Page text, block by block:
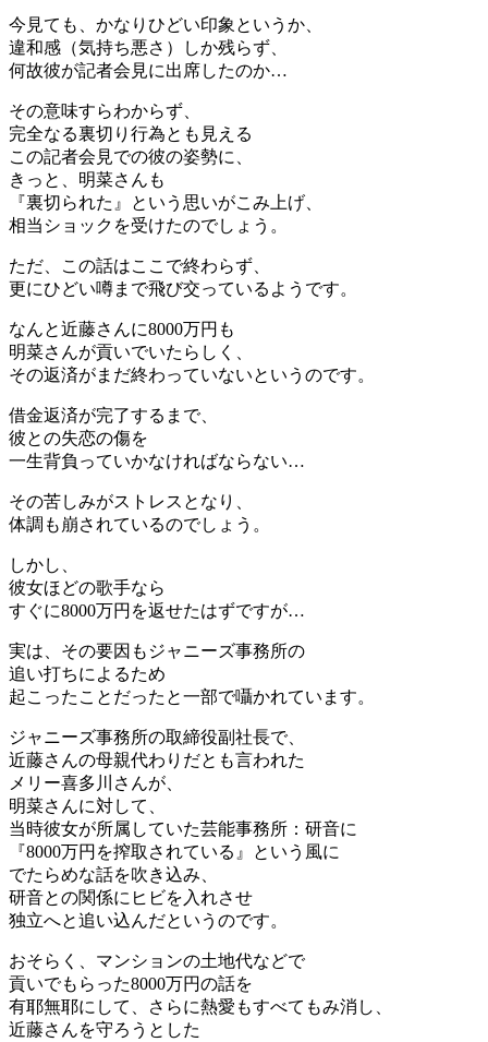
今見ても、かなりひどい印象というか、
違和感（気持ち悪さ）しか残らず、
何故彼が記者会見に出席したのか…
その意味すらわからず、
完全なる裏切り行為とも見える
この記者会見での彼の姿勢に、
きっと、明菜さんも
『裏切られた』という思いがこみ上げ、
相当ショックを受けたのでしょう。
ただ、この話はここで終わらず、
更にひどい噂まで飛び交っているようです。
なんと近藤さんに8000万円も
明菜さんが貢いでいたらしく、
その返済がまだ終わっていないというのです。
借金返済が完了するまで、
彼との失恋の傷を
一生背負っていかなければならない…
その苦しみがストレスとなり、
体調も崩されているのでしょう。
しかし、
彼女ほどの歌手なら
すぐに8000万円を返せたはずですが…
実は、その要因もジャニーズ事務所の
追い打ちによるため
起こったことだったと一部で囁かれています。
ジャニーズ事務所の取締役副社長で、
近藤さんの母親代わりだとも言われた
メリー喜多川さんが、
明菜さんに対して、
当時彼女が所属していた芸能事務所：研音に
『8000万円を搾取されている』という風に
でたらめな話を吹き込み、
研音との関係にヒビを入れさせ
独立へと追い込んだというのです。
おそらく、マンションの土地代などで
貢いでもらった8000万円の話を
有耶無耶にして、さらに熱愛もすべてもみ消し、
近藤さんを守ろうとした